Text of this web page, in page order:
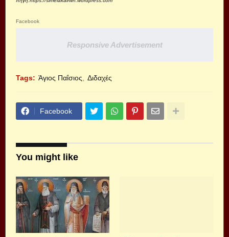
Facebook
Responsive Advertisement
Tags: Άγιος Παΐσιος Διδαχές
Facebook
You might like